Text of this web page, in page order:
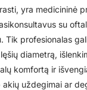
yra medicininė
su
Tik profesionalas
diametrą,
komfortą ir
uždegimai ar